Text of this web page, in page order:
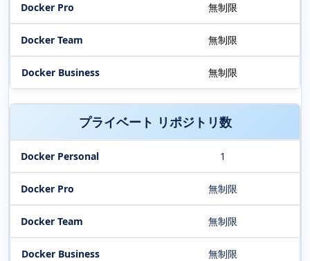
無制限
無制限
無制限
プライベート リポジトリ数
1
無制限
無制限
無制限